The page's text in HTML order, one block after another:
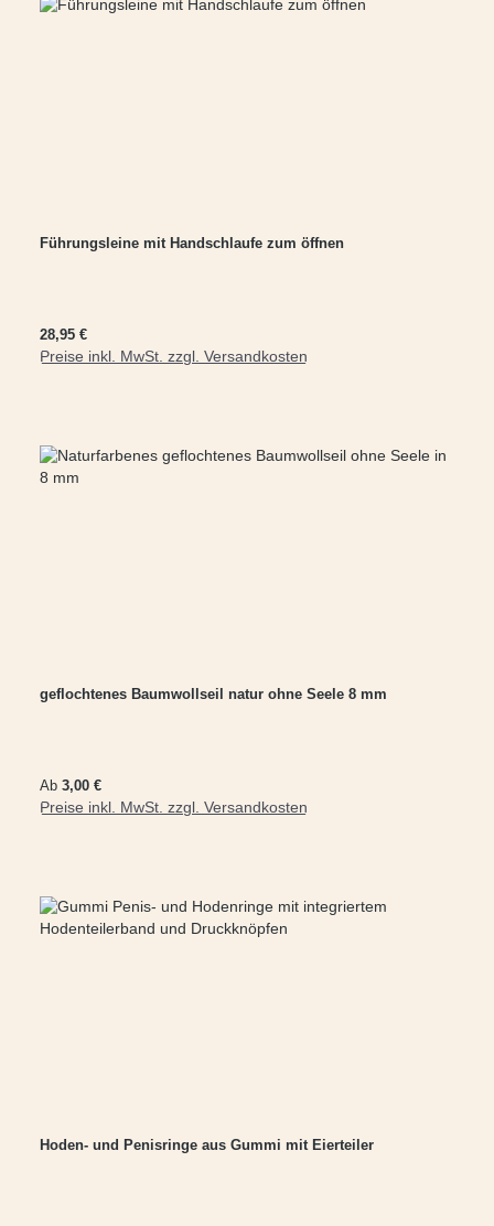
Führungsleine mit Handschlaufe zum öffnen
Regulärer Preis:
28,95 €
Preise inkl. MwSt. zzgl. Versandkosten
In den Warenkorb
geflochtenes Baumwollseil natur ohne Seele 8 mm
Regulärer Preis:
Ab 3,00 €
Preise inkl. MwSt. zzgl. Versandkosten
Hoden- und Penisringe aus Gummi mit Eierteiler